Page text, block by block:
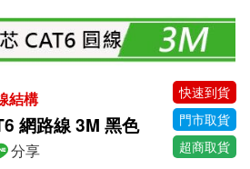
結構
網路線 3M 黑色
快速到貨
門市取貨
超商取貨
分享